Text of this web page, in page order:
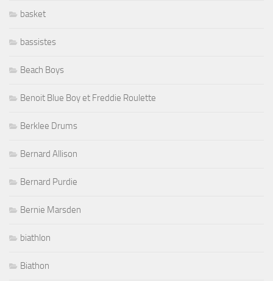
basket
bassistes
Beach Boys
Benoit Blue Boy et Freddie Roulette
Berklee Drums
Bernard Allison
Bernard Purdie
Bernie Marsden
biathlon
Biathon